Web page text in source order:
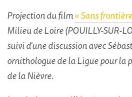
Projection du film« Sans
Milieu de Loire (POUILLY-SUR-
suivi d'une discussion avec
ornithologue de la Ligue pour la
de la Nièvre.